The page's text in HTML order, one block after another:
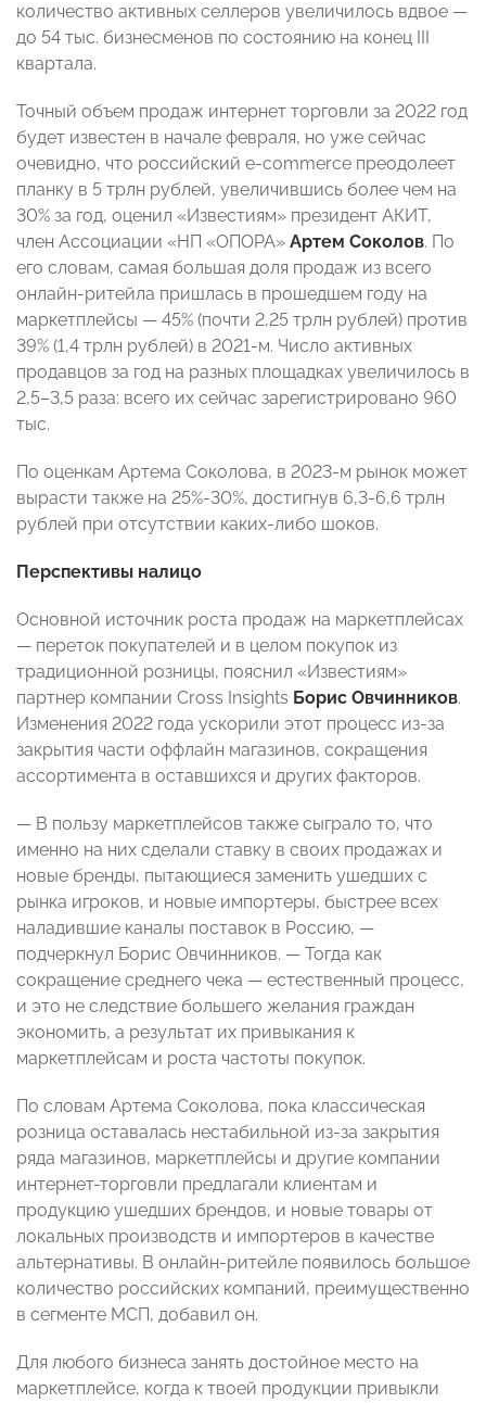
количество активных селлеров увеличилось вдвое —
до 54 тыс. бизнесменов по состоянию на конец III
квартала.
Точный объем продаж интернет торговли за 2022 год
будет известен в начале февраля, но уже сейчас
очевидно, что российский e-commerce преодолеет
планку в 5 трлн рублей, увеличившись более чем на
30% за год, оценил «Известиям» президент АКИТ,
член Ассоциации «НП «ОПОРА» Артем Соколов. По
его словам, самая большая доля продаж из всего
онлайн-ритейла пришлась в прошедшем году на
маркетплейсы — 45% (почти 2,25 трлн рублей) против
39% (1,4 трлн рублей) в 2021-м. Число активных
продавцов за год на разных площадках увеличилось в
2,5–3,5 раза: всего их сейчас зарегистрировано 960
тыс.
По оценкам Артема Соколова, в 2023-м рынок может
вырасти также на 25%-30%, достигнув 6,3-6,6 трлн
рублей при отсутствии каких-либо шоков.
Перспективы налицо
Основной источник роста продаж на маркетплейсах
— переток покупателей и в целом покупок из
традиционной розницы, пояснил «Известиям»
партнер компании Cross Insights Борис Овчинников.
Изменения 2022 года ускорили этот процесс из-за
закрытия части оффлайн магазинов, сокращения
ассортимента в оставшихся и других факторов.
— В пользу маркетплейсов также сыграло то, что
именно на них сделали ставку в своих продажах и
новые бренды, пытающиеся заменить ушедших с
рынка игроков, и новые импортеры, быстрее всех
наладившие каналы поставок в Россию, —
подчеркнул Борис Овчинников. — Тогда как
сокращение среднего чека — естественный процесс,
и это не следствие большего желания граждан
экономить, а результат их привыкания к
маркетплейсам и роста частоты покупок.
По словам Артема Соколова, пока классическая
розница оставалась нестабильной из-за закрытия
ряда магазинов, маркетплейсы и другие компании
интернет-торговли предлагали клиентам и
продукцию ушедших брендов, и новые товары от
локальных производств и импортеров в качестве
альтернативы. В онлайн-ритейле появилось большое
количество российских компаний, преимущественно
в сегменте МСП, добавил он.
Для любого бизнеса занять достойное место на
маркетплейсе, когда к твоей продукции привыкли